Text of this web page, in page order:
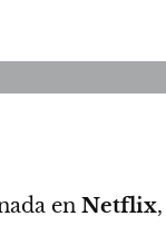
en Netflix,